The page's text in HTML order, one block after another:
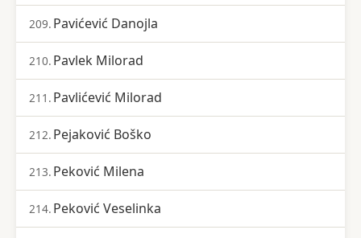
209. Pavićević Danojla
210. Pavlek Milorad
211. Pavlićević Milorad
212. Pejaković Boško
213. Peković Milena
214. Peković Veselinka